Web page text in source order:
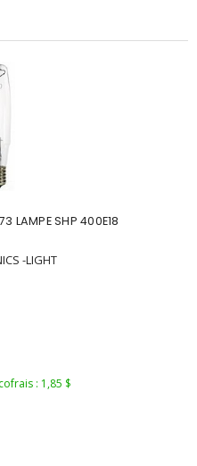
LAMPE SHP 400E18
-LIGHT
: 1,85 $